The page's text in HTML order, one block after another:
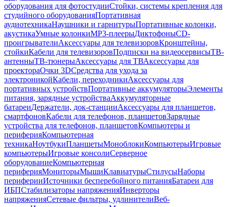
оборудования для фотостудииСтойки, системы крепления для
студийного оборудованияПортативная
аудиотехникаНаушники и гарнитурыПортативные колонки,
акустикаУмные колонкиMP3-плеерыДиктофоныCD-
проигрывателиАксессуары для телевизоровКронштейны,
стойкиКабели для телевизоровПодписки на видеосервисыТВ-
антенныТВ-тюнерыАксессуары для ТВАксессуары для
проектораОчки 3DСредства для ухода за
электроникойКабели, переходникиАксессуары для
портативных устройствПортативные аккумуляторыЭлементы
питания, зарядные устройстваАккумуляторные
батареиДержатели, док-станцииАксессуары для планшетов,
смартфоновКабели для телефонов, планшетовЗарядные
устройства для телефонов, планшетовКомпьютеры и
периферияКомпьютерная
техникаНоутбукиПланшетыМоноблокиКомпьютерыИгровые
компьютерыИгровые консолиСерверное
оборудованиеКомпьютерная
периферияМониторыМышиКлавиатурыСтилусыНаборы
периферииИсточники бесперебойного питанияБатареи для
ИБПСтабилизаторы напряженияИнверторы
напряженияСетевые фильтры, удлинителиВеб-